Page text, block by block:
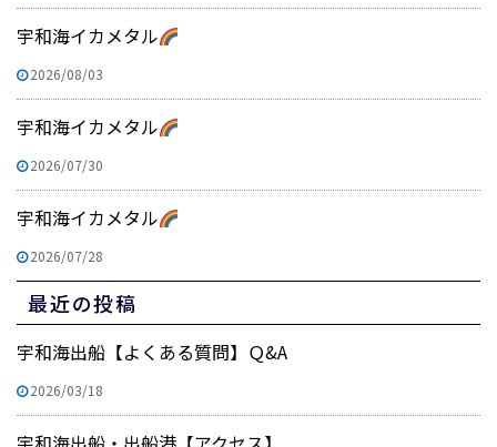
宇和海イカメタル
2026/08/03
宇和海イカメタル
2026/07/30
宇和海イカメタル
2026/07/28
最近の投稿
宇和海出船【よくある質問】Ｑ&A
2026/03/18